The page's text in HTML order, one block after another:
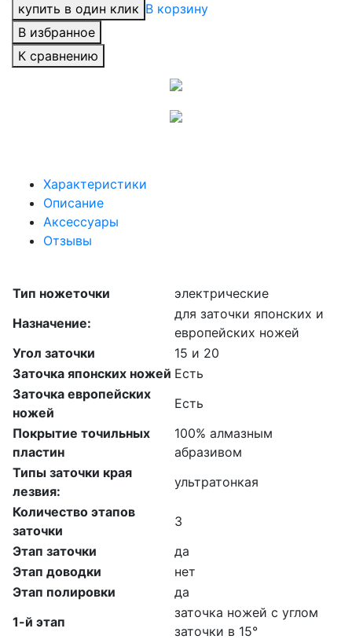
купить в один клик В корзину
В избранное
К сравнению
Характеристики
Описание
Аксессуары
Отзывы
Тип ножеточки
электрические
Назначение:
для заточки японских и
европейских ножей
Угол заточки
15 и 20
Заточка японских ножей Есть
Заточка европейских
ножей
Есть
Покрытие точильных
пластин
100% алмазным
абразивом
Типы заточки края
лезвия:
ультратонкая
Количество этапов
заточки
3
Этап заточки
да
Этап доводки
нет
Этап полировки
да
1-й этап
заточка ножей с углом
заточки в 15°